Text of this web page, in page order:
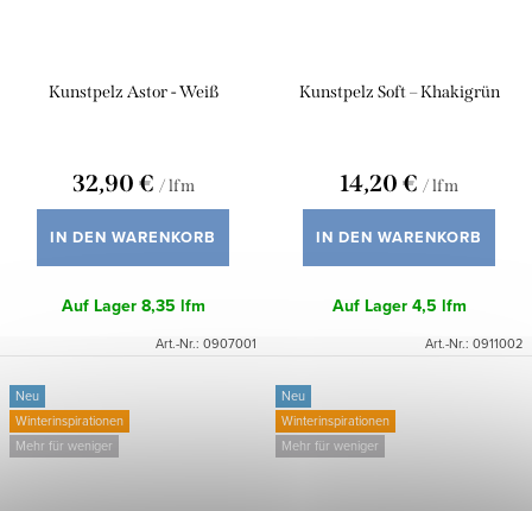
Kunstpelz Astor - Weiß
32,90 € / lfm
IN DEN WARENKORB
Auf Lager 8,35 lfm
Art.-Nr.: 0907001
Kunstpelz Soft – Khakigrün
14,20 € / lfm
IN DEN WARENKORB
Auf Lager 4,5 lfm
Art.-Nr.: 0911002
Neu
Winterinspirationen
Mehr für weniger
Neu
Winterinspirationen
Mehr für weniger